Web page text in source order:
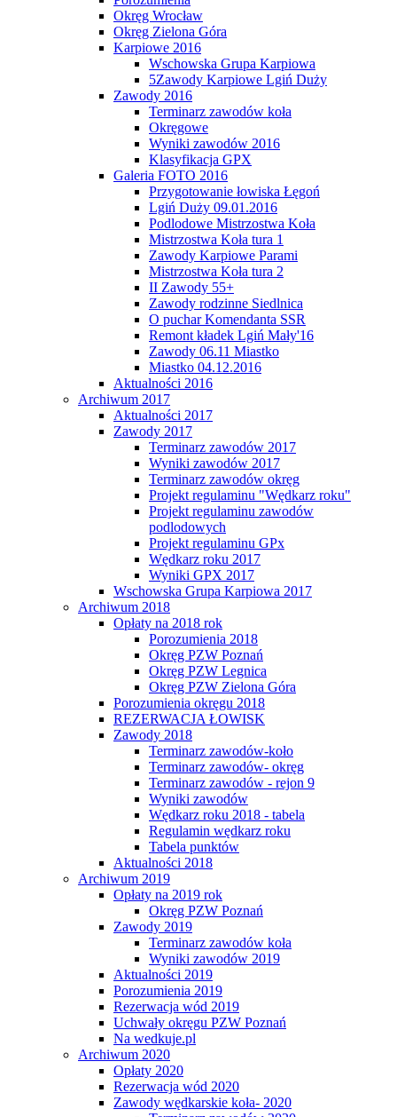
Okręg Wrocław
Okręg Zielona Góra
Karpiowe 2016
Wschowska Grupa Karpiowa
5Zawody Karpiowe Lgiń Duży
Zawody 2016
Terminarz zawodów koła
Okręgowe
Wyniki zawodów 2016
Klasyfikacja GPX
Galeria FOTO 2016
Przygotowanie łowiska Łęgoń
Lgiń Duży 09.01.2016
Podlodowe Mistrzostwa Koła
Mistrzostwa Koła tura 1
Zawody Karpiowe Parami
Mistrzostwa Koła tura 2
II Zawody 55+
Zawody rodzinne Siedlnica
O puchar Komendanta SSR
Remont kładek Lgiń Mały'16
Zawody 06.11 Miastko
Miastko 04.12.2016
Aktualności 2016
Archiwum 2017
Aktualności 2017
Zawody 2017
Terminarz zawodów 2017
Wyniki zawodów 2017
Terminarz zawodów okręg
Projekt regulaminu "Wędkarz roku"
Projekt regulaminu zawodów
podlodowych
Projekt regulaminu GPx
Wędkarz roku 2017
Wyniki GPX 2017
Wschowska Grupa Karpiowa 2017
Archiwum 2018
Opłaty na 2018 rok
Porozumienia 2018
Okręg PZW Poznań
Okręg PZW Legnica
Okręg PZW Zielona Góra
Porozumienia okręgu 2018
REZERWACJA ŁOWISK
Zawody 2018
Terminarz zawodów-koło
Terminarz zawodów- okręg
Terminarz zawodów - rejon 9
Wyniki zawodów
Wędkarz roku 2018 - tabela
Regulamin wędkarz roku
Tabela punktów
Aktualności 2018
Archiwum 2019
Opłaty na 2019 rok
Okręg PZW Poznań
Zawody 2019
Terminarz zawodów koła
Wyniki zawodów 2019
Aktualności 2019
Porozumienia 2019
Rezerwacja wód 2019
Uchwały okręgu PZW Poznań
Na wedkuje.pl
Archiwum 2020
Opłaty 2020
Rezerwacja wód 2020
Zawody wędkarskie koła- 2020